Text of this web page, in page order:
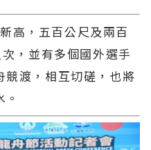
高，五百公尺及兩百
，並有多個國外選手
渡，相互切磋，也將